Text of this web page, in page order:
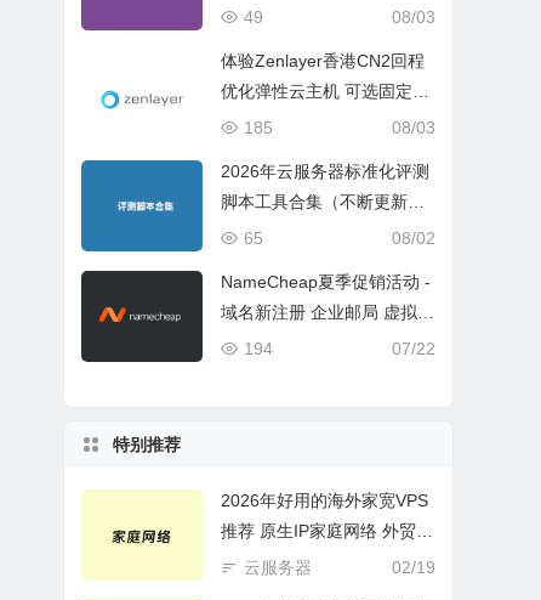
ch 5 Geekbench 6 Geekbe
08/03
49
体验Zenlayer香港CN2回程
优化弹性云主机 可选固定带
宽或流量模式
08/03
185
2026年云服务器标准化评测
脚本工具合集（不断更新完
善）
08/02
65
NameCheap夏季促销活动 -
域名新注册 企业邮局 虚拟主
机活动盘点
07/22
194
特别推荐
2026年好用的海外家宽VPS
推荐 原生IP家庭网络 外贸电
商必选
02/19
云服务器